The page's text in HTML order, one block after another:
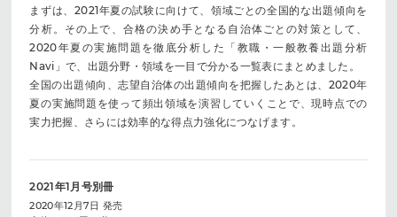
まずは、2021年夏の試験に向けて、領域ごとの全国的な出題傾向を
分析。その上で、合格の決め手となる自治体ごとの対策として、
2020年夏の実施問題を徹底分析した「教職・一般教養出題分析
Navi」で、出題分野・領域を一目で分かる一覧表にまとめました。
全国の出題傾向、志望自治体の出題傾向を把握したあとは、2020年
夏の実施問題を使って頻出領域を演習していくことで、現時点での
実力把握、さらには効率的な得点力強化につなげます。
2021年1月号別冊
2020年12月7日 発売